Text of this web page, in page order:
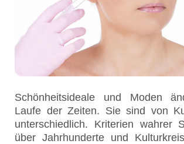
Schönheitsideale und Moden
Laufe der Zeiten. Sie sind von
unterschiedlich. Kriterien wahrer
über Jahrhunderte und